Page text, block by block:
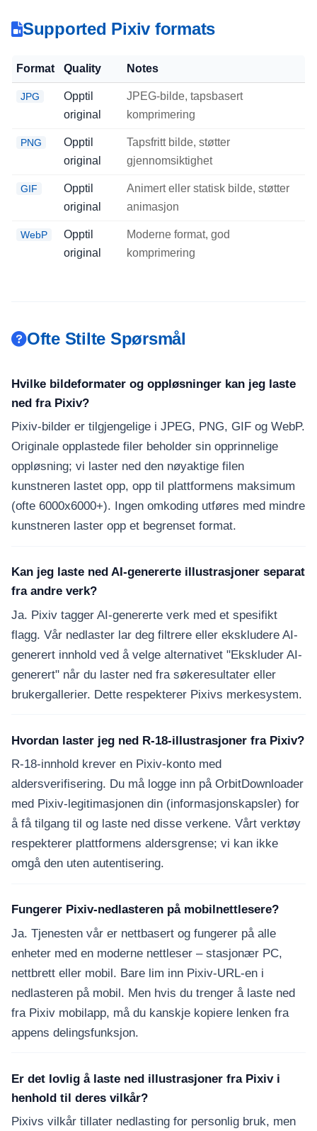
Supported Pixiv formats
Format Quality Notes
JPG
Opptil
original
JPEG-bilde, tapsbasert
komprimering
PNG
Opptil
original
Tapsfritt bilde, støtter
gjennomsiktighet
GIF
Opptil
original
Animert eller statisk bilde, støtter
animasjon
WebP
Opptil
original
Moderne format, god
komprimering
Ofte Stilte Spørsmål
Hvilke bildeformater og oppløsninger kan jeg laste
ned fra Pixiv?
Pixiv-bilder er tilgjengelige i JPEG, PNG, GIF og WebP.
Originale opplastede filer beholder sin opprinnelige
oppløsning; vi laster ned den nøyaktige filen
kunstneren lastet opp, opp til plattformens maksimum
(ofte 6000x6000+). Ingen omkoding utføres med mindre
kunstneren laster opp et begrenset format.
Kan jeg laste ned AI-genererte illustrasjoner separat
fra andre verk?
Ja. Pixiv tagger AI-genererte verk med et spesifikt
flagg. Vår nedlaster lar deg filtrere eller ekskludere AI-
generert innhold ved å velge alternativet "Ekskluder AI-
generert" når du laster ned fra søkeresultater eller
brukergallerier. Dette respekterer Pixivs merkesystem.
Hvordan laster jeg ned R-18-illustrasjoner fra Pixiv?
R-18-innhold krever en Pixiv-konto med
aldersverifisering. Du må logge inn på OrbitDownloader
med Pixiv-legitimasjonen din (informasjonskapsler) for
å få tilgang til og laste ned disse verkene. Vårt verktøy
respekterer plattformens aldersgrense; vi kan ikke
omgå den uten autentisering.
Fungerer Pixiv-nedlasteren på mobilnettlesere?
Ja. Tjenesten vår er nettbasert og fungerer på alle
enheter med en moderne nettleser – stasjonær PC,
nettbrett eller mobil. Bare lim inn Pixiv-URL-en i
nedlasteren på mobil. Men hvis du trenger å laste ned
fra Pixiv mobilapp, må du kanskje kopiere lenken fra
appens delingsfunksjon.
Er det lovlig å laste ned illustrasjoner fra Pixiv i
henhold til deres vilkår?
Pixivs vilkår tillater nedlasting for personlig bruk, men